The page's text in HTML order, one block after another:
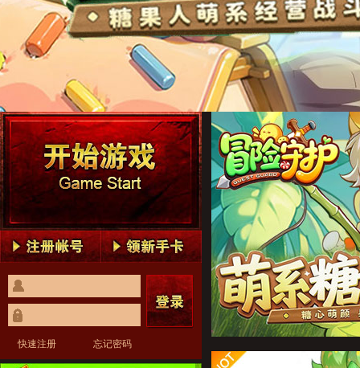
快速注册 忘记密码
冒险守护1
冒险守护1
冒险守护2
冒险守护2
冒险守护3
冒险守护3
冒险守护4
冒险守护4
冒险守护5
冒险守护5